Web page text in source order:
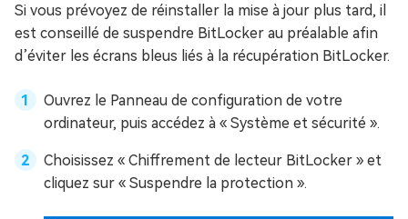
Si vous prévoyez de réinstaller la mise à jour plus tard, il
est conseillé de suspendre BitLocker au préalable afin
d’éviter les écrans bleus liés à la récupération BitLocker.
Ouvrez le Panneau de configuration de votre
ordinateur, puis accédez à « Système et sécurité ».
Choisissez « Chiffrement de lecteur BitLocker » et
cliquez sur « Suspendre la protection ».